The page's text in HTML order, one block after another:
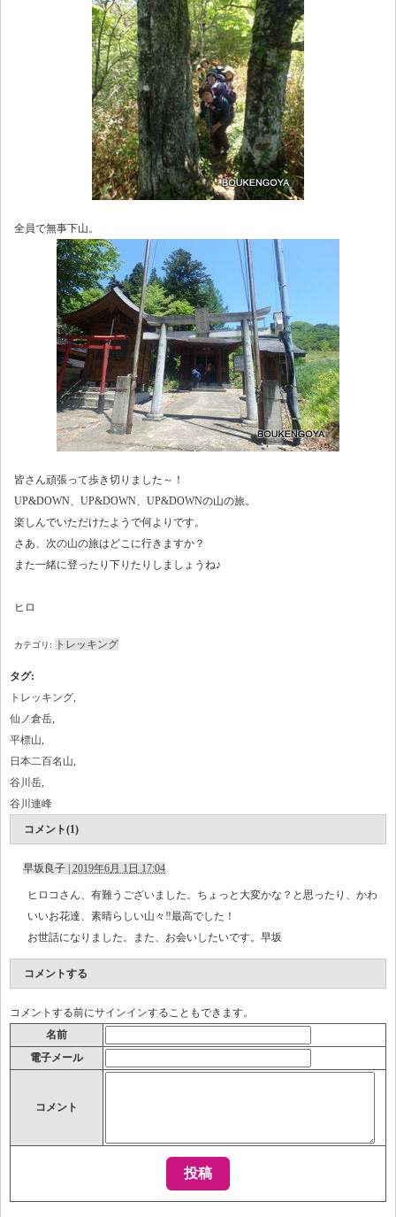
全員で無事下山。
皆さん頑張って歩き切りました～！
UP&DOWN、UP&DOWN、UP&DOWNの山の旅。
楽しんでいただけたようで何よりです。
さあ、次の山の旅はどこに行きますか？
また一緒に登ったり下りたりしましょうね♪
ヒロ
カテゴリ: トレッキング
タグ:
トレッキング
仙ノ倉岳
平標山
日本二百名山
谷川岳
谷川連峰
コメント(1)
早坂良子 | 2019年6月 1日 17:04
ヒロコさん、有難うございました。ちょっと大変かな？と思ったり、かわ
いいお花達、素晴らしい山々‼︎最高でした！
お世話になりました。また、お会いしたいです。早坂
コメントする
コメントする前にサインインすることもできます。
名前
電子メール
コメント